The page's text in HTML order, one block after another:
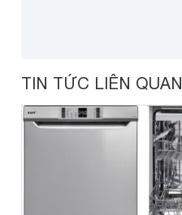
TIN TỨC LIÊN QUAN